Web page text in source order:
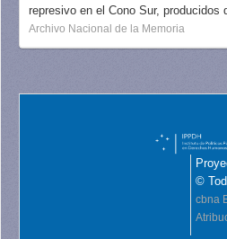
represivo en el Cono Sur, producidos
Archivo Nacional de la Memoria
©
cbna